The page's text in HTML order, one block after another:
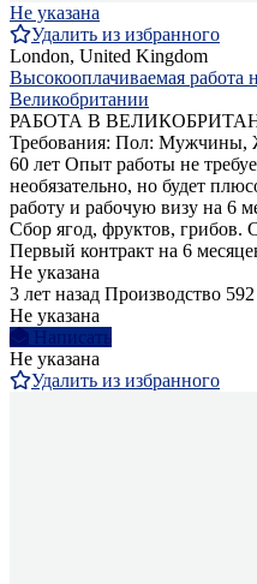
Не указана
Удалить из избранного
London, United Kingdom
Высокооплачиваемая работа
Великобритании
РАБОТА В
Требования: Пол: Мужчины,
60 лет Опыт работы не
необязательно, но будет
работу и рабочую визу на 6
Сбор ягод, фруктов, грибов.
Первый контракт на 6
Не указана
3 лет назад Производство
Не указана
Написать
Не указана
Удалить из избранного